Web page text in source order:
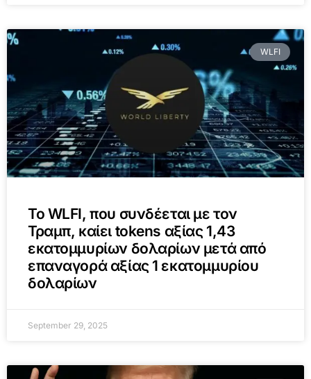
WLFI
Το WLFI, που συνδέεται με τον
Τραμπ, καίει tokens αξίας 1,43
εκατομμυρίων δολαρίων μετά από
επαναγορά αξίας 1 εκατομμυρίου
δολαρίων
September 29, 2025